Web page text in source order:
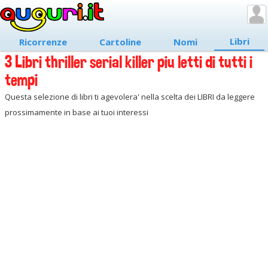
Ricorrenze Cartoline Nomi Libri
3 Libri thriller serial killer piu letti di tutti i
tempi
Questa selezione di libri ti agevolera' nella scelta dei LIBRI da leggere
prossimamente in base ai tuoi interessi